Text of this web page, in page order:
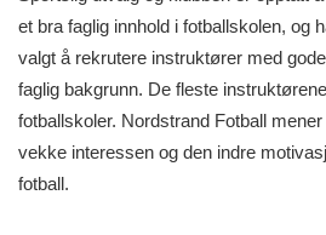
et bra faglig innhold i fotballskolen, og
valgt å rekrutere instruktører med
faglig bakgrunn. De fleste
fotballskoler. Nordstrand Fotball
vekke interessen og den indre
fotball.